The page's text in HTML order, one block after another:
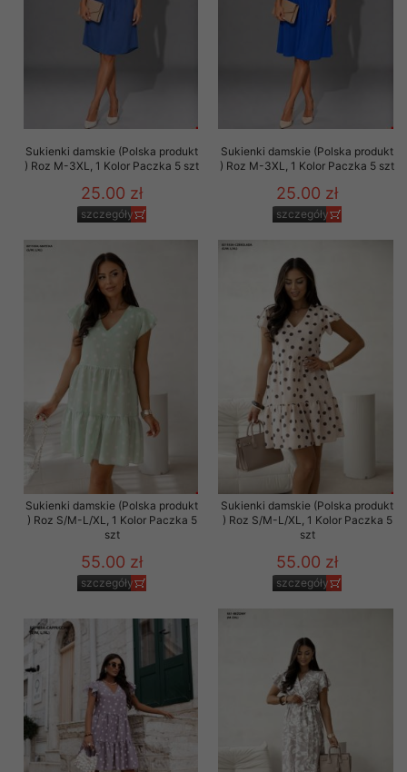
Sukienki damskie (Polska produkt
) Roz M-3XL, 1 Kolor Paczka 5 szt
25.00 zł
szczegóły
Sukienki damskie (Polska produkt
) Roz M-3XL, 1 Kolor Paczka 5 szt
25.00 zł
szczegóły
Sukienki damskie (Polska produkt
) Roz S/M-L/XL, 1 Kolor Paczka 5
szt
55.00 zł
szczegóły
Sukienki damskie (Polska produkt
) Roz S/M-L/XL, 1 Kolor Paczka 5
szt
55.00 zł
szczegóły